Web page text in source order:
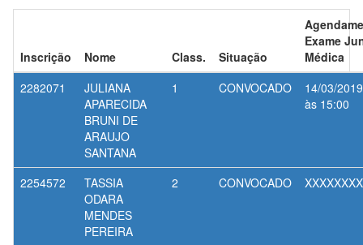
Inscrição Nome Class. Situação
Exame
Médica
2282071
JULIANA
APARECIDA
BRUNI DE
ARAUJO
SANTANA
1 CONVOCADO
14/03/
às 15:00
2254572
TASSIA
ODARA
MENDES
PEREIRA
2 CONVOCADO